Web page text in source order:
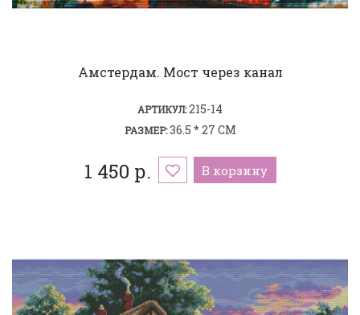
Амстердам. Мост через канал
АРТИКУЛ:215-14
РАЗМЕР:36.5 * 27 СМ
1 450 р. В корзину